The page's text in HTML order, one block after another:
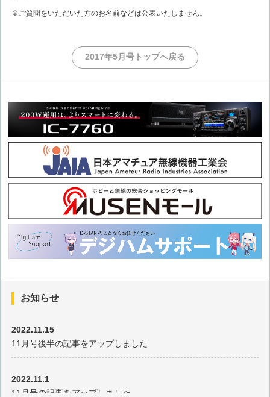
※ご質問をいただいた方のお名前などは公表いたしません。
2017年5月号トップへ戻る
お知らせ
2022.11.15
11月号後半の記事をアップしました
2022.11.1
11月号の記事をアップしました